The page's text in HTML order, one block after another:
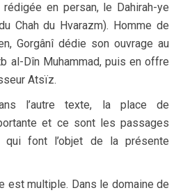
en persan, le Dahirah-ye
Chah du Hvarazm). Homme de
Gorgânî dédie son ouvrage au
al-Dîn Muhammad, puis en offre
Atsïz.
l’autre texte, la place de
et ce sont les passages
font l’objet de la présente
est multiple. Dans le domaine de